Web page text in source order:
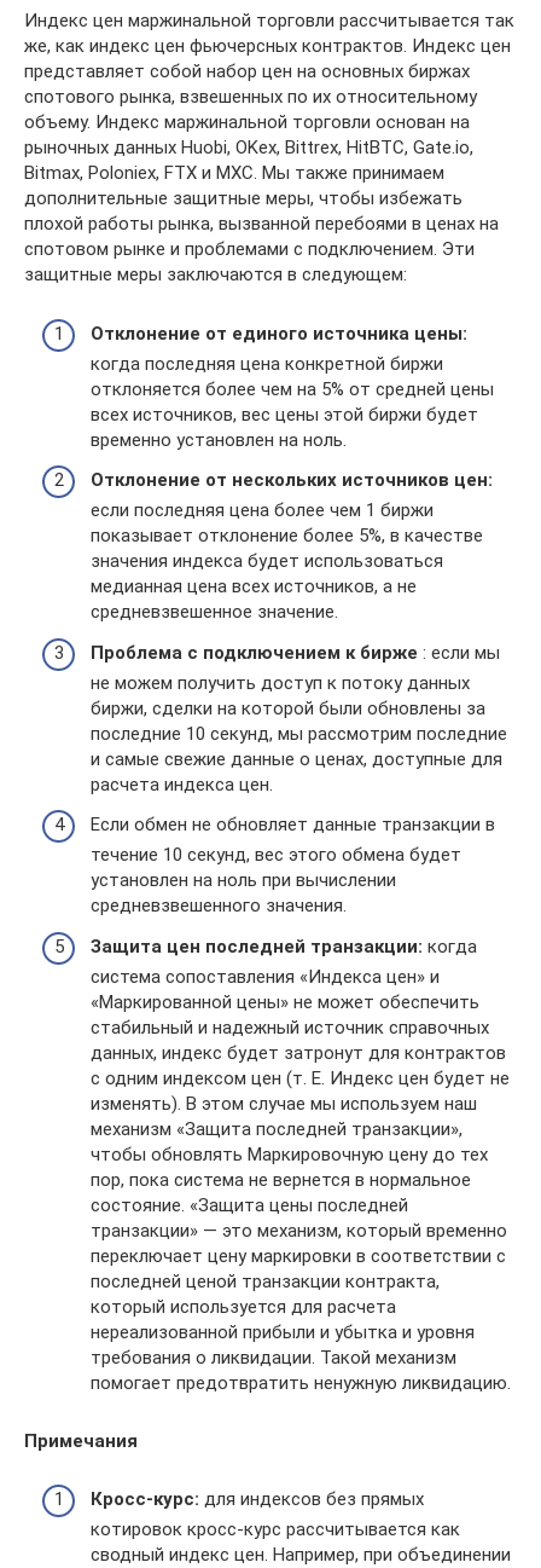
Индекс цен маржинальной торговли рассчитывается так
же, как индекс цен фьючерсных контрактов. Индекс цен
представляет собой набор цен на основных биржах
спотового рынка, взвешенных по их относительному
объему. Индекс маржинальной торговли основан на
рыночных данных Huobi, OKex, Bittrex, HitBTC, Gate.io,
Bitmax, Poloniex, FTX и MXC. Мы также принимаем
дополнительные защитные меры, чтобы избежать
плохой работы рынка, вызванной перебоями в ценах на
спотовом рынке и проблемами с подключением. Эти
защитные меры заключаются в следующем:
Отклонение от единого источника цены:
когда последняя цена конкретной биржи
отклоняется более чем на 5% от средней цены
всех источников, вес цены этой биржи будет
временно установлен на ноль.
Отклонение от нескольких источников цен:
если последняя цена более чем 1 биржи
показывает отклонение более 5%, в качестве
значения индекса будет использоваться
медианная цена всех источников, а не
средневзвешенное значение.
Проблема с подключением к бирже : если мы
не можем получить доступ к потоку данных
биржи, сделки на которой были обновлены за
последние 10 секунд, мы рассмотрим последние
и самые свежие данные о ценах, доступные для
расчета индекса цен.
Если обмен не обновляет данные транзакции в
течение 10 секунд, вес этого обмена будет
установлен на ноль при вычислении
средневзвешенного значения.
Защита цен последней транзакции: когда
система сопоставления «Индекса цен» и
«Маркированной цены» не может обеспечить
стабильный и надежный источник справочных
данных, индекс будет затронут для контрактов
с одним индексом цен (т. Е. Индекс цен будет не
изменять). В этом случае мы используем наш
механизм «Защита последней транзакции»,
чтобы обновлять Маркировочную цену до тех
пор, пока система не вернется в нормальное
состояние. «Защита цены последней
транзакции» — это механизм, который временно
переключает цену маркировки в соответствии с
последней ценой транзакции контракта,
который используется для расчета
нереализованной прибыли и убытка и уровня
требования о ликвидации. Такой механизм
помогает предотвратить ненужную ликвидацию.
Примечания
Кросс-курс: для индексов без прямых
котировок кросс-курс рассчитывается как
сводный индекс цен. Например, при объединении